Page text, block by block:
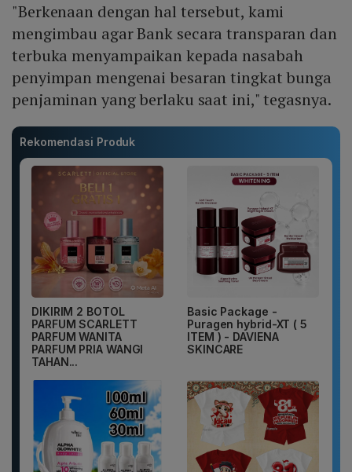
"Berkenaan dengan hal tersebut, kami
mengimbau agar Bank secara transparan dan
terbuka menyampaikan kepada nasabah
penyimpan mengenai besaran tingkat bunga
penjaminan yang berlaku saat ini," tegasnya.
Rekomendasi Produk
DIKIRIM 2 BOTOL
PARFUM SCARLETT
PARFUM WANITA
PARFUM PRIA WANGI
TAHAN...
Basic Package -
Puragen hybrid-XT ( 5
ITEM ) - DAVIENA
SKINCARE